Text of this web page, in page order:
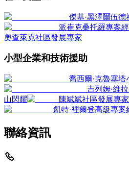
傑基·黑澤爾伍德
派崔克桑托羅專案
奧查萊克社區發展專家
小型企業和技術援助
喬西爾·克魯塞塔
吉列姆·維
山閃耀
陳斌斌社區發展專家
凱特·裡爾登高級專案
聯絡資訊